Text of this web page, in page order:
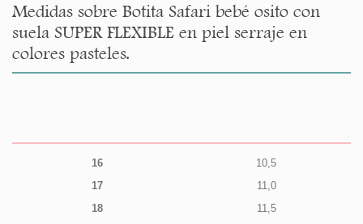
Medidas sobre Botita Safari bebé osito con
suela SUPER FLEXIBLE en piel serraje en
colores pasteles.
16
10,5
17
11,0
18
11,5